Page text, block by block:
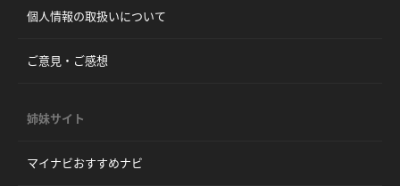
個人情報の取扱いについて
ご意見・ご感想
姉妹サイト
マイナビおすすめナビ